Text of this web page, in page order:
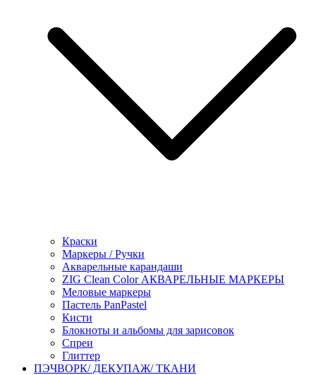
Краски
Маркеры / Ручки
Акварельные карандаши
ZIG Clean Color АКВАРЕЛЬНЫЕ МАРКЕРЫ
Меловые маркеры
Пастель PanPastel
Кисти
Блокноты и альбомы для зарисовок
Спреи
Глиттер
ПЭЧВОРК/ ДЕКУПАЖ/ ТКАНИ